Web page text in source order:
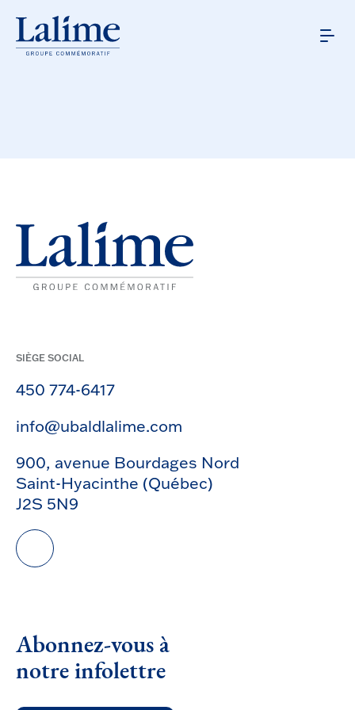
SIÈGE SOCIAL
450 774-6417
info@ubaldlalime.com
900, avenue Bourdages Nord
Saint-Hyacinthe (Québec)
J2S 5N9
Abonnez-vous à
notre infolettre